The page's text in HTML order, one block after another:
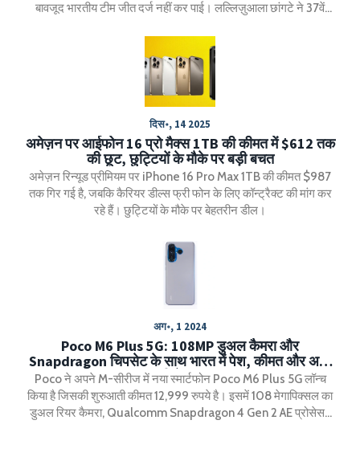
बावजूद भारतीय टीम जीत दर्ज नहीं कर पाई। लल्लिज़ुआला छांगटे ने 37वें
दिस॰, 14 2025
अमेज़न पर आईफोन 16 प्रो मैक्स 1TB की कीमत में $612 तक
की छूट, छुट्टियों के मौके पर बड़ी बचत
अमेज़न रिन्यूड प्रीमियम पर iPhone 16 Pro Max 1TB की कीमत $987
तक गिर गई है, जबकि कैरियर डील्स फ्री फोन के लिए कॉन्ट्रैक्ट की मांग कर
रहे हैं। छुट्टियों के मौके पर बेहतरीन डील।
अग॰, 1 2024
Poco M6 Plus 5G: 108MP डुअल कैमरा और
Snapdragon चिपसेट के साथ भारत में पेश, कीमत और अन्य
डिटेल्स
Poco ने अपने M-सीरीज में नया स्मार्टफोन Poco M6 Plus 5G लॉन्च
किया है जिसकी शुरुआती कीमत 12,999 रुपये है। इसमें 108 मेगापिक्सल का
डुअल रियर कैमरा, Qualcomm Snapdragon 4 Gen 2 AE प्रोसेसर